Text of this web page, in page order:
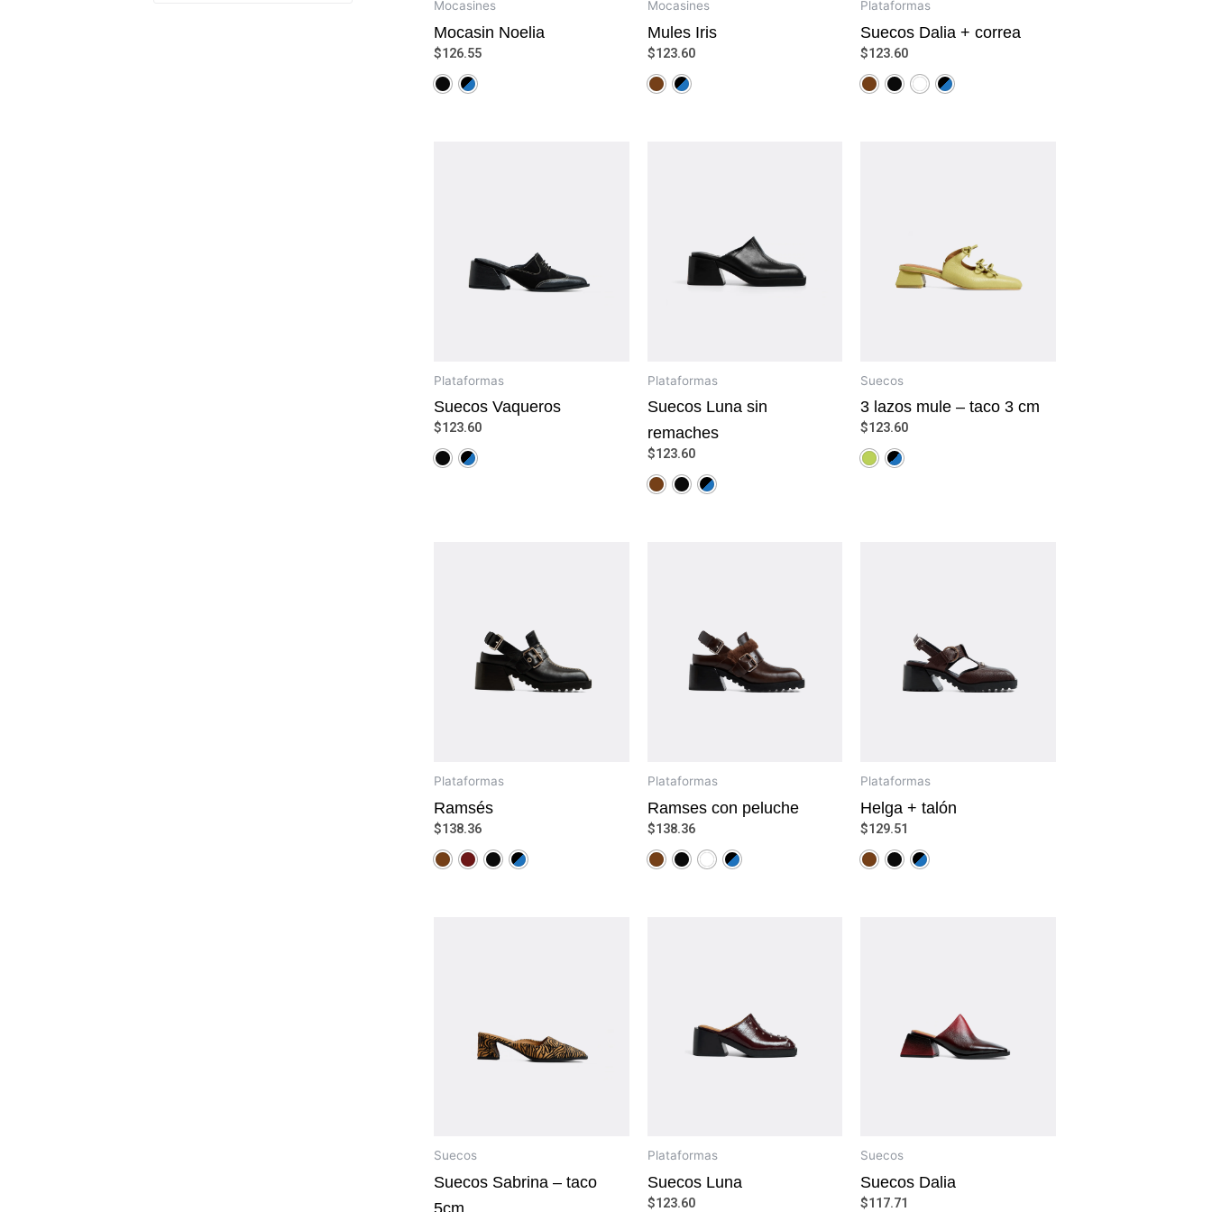
Mocasines
Mocasin Noelia
$126.55
Mocasines
Mules Iris
$123.60
Plataformas
Suecos Dalia + correa
$123.60
Plataformas
Suecos Vaqueros
$123.60
Plataformas
Suecos Luna sin
remaches
$123.60
Suecos
3 lazos mule – taco 3 cm
$123.60
Plataformas
Ramsés
$138.36
Plataformas
Ramses con peluche
$138.36
Plataformas
Helga + talón
$129.51
Suecos
Suecos Sabrina – taco
5cm
Plataformas
Suecos Luna
$123.60
Suecos
Suecos Dalia
$117.71